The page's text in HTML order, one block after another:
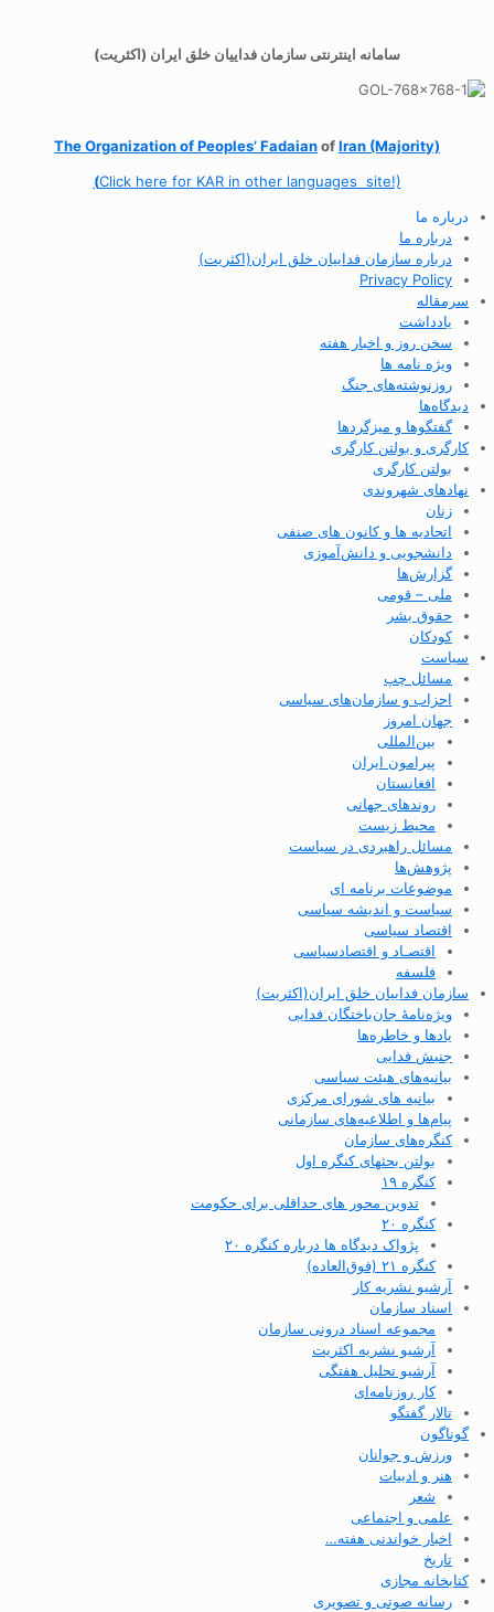
سامانه اینترنتی سازمان فداییان خلق ایران (اکثریت)
The Organization ofPeoples’ FadaianofIran (Majority)
(Click here for KAR in other languages site!)
درباره ما
درباره ما
درباره سازمان فداییان خلق ایران(اکثریت)
Privacy Policy
سرمقاله
یادداشت
سخن روز و اخبار هفته
ویژه نامه ها
روزنوشته‌های جنگ
دیدگاه‌ها
گفتگوها و میزگردها
کارگری و بولتن کارگری
بولتن کارگری
نهادهای شهروندی
زنان
اتحادیه ها و کانون های صنفی
دانشجویی و دانش‌آموزی
گزارش‌ها
ملی – قومی
حقوق بشر
کودکان
سیاست
مسائل چپ
احزاب و سازمان‌های سیاسی
جهان امروز
بین‌المللی
پیرامون ایران
افغانستان
روندهای جهانی
محیط زیست
مسائل راهبردی در سیاست
پژوهش‌ها
موضوعات برنامه ای
سیاست و اندیشه سیاسی
اقتصاد سیاسی
اقتصـاد و اقتصاد‌سیاسی
فلسفه
سازمان فداییان خلق ایران(اکثریت)
ویژه‌نامهٔ جان‌باختگان فدایی
یادها و خاطره‌ها
جنبش فدایی
بیانیه‌های هیئت سیاسی
بیانیه های شورای مرکزی
پیام‌ها و اطلاعیه‌های سازمانی
کنگره‌های سازمان
بولتن بحثهای کنگره اول
کنگره ۱۹
تدوین محور های حداقلی برای حکومت
کنگره ۲۰
پژواک دیدگاه ها درباره کنگره ۲۰
کنگره ۲۱ (فوق‌العاده)
آرشیو نشریه کار
اسناد سازمان
مجموعه اسناد درونی سازمان
آرشیو نشریه اکثریت
آرشیو تحلیل هفتگی
کار روزنامه‌ای
تالار گفتگو
گوناگون
ورزش و جوانان
هنر و ادبیات
شعر
علمی و اجتماعی
اخبار خواندنی هفته…
تاریخ
کتابخانه مجازی
رسانه صوتی و تصویری